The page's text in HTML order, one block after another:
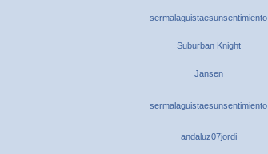
sermalaguistaesunsentimiento
Suburban Knight
Jansen
sermalaguistaesunsentimiento
andaluz07jordi